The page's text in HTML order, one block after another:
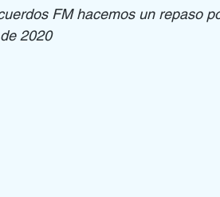
OPINION
FM hacemos un repaso
2020